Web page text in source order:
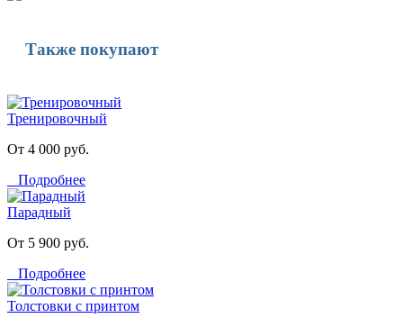
Также покупают
Тренировочный
От 4 000 руб.
Подробнее
Парадный
От 5 900 руб.
Подробнее
Толстовки с принтом